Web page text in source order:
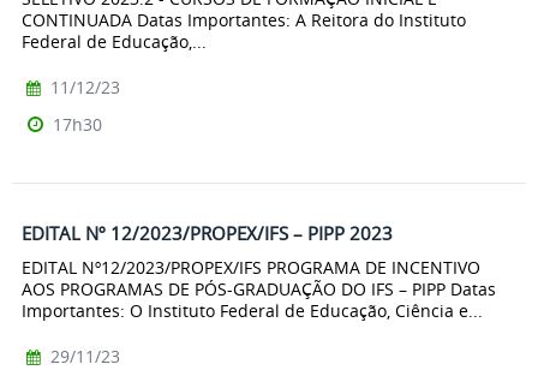
CONTINUADA Datas Importantes: A Reitora do Instituto
Federal de Educação,...
11/12/23
17h30
EDITAL Nº 12/2023/PROPEX/IFS – PIPP 2023
EDITAL Nº12/2023/PROPEX/IFS PROGRAMA DE INCENTIVO
AOS PROGRAMAS DE PÓS-GRADUAÇÃO DO IFS – PIPP Datas
Importantes: O Instituto Federal de Educação, Ciência e...
29/11/23